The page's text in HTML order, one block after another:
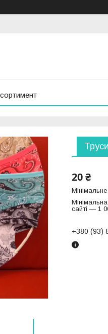
20 ₴
сайті — 1
+380 (93)